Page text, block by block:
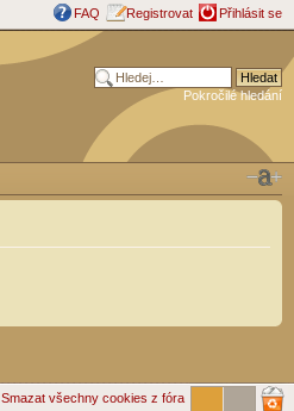
FAQ Registrovat Přihlásit se
Pokročilé hledání
Smazat všechny cookies z fóra